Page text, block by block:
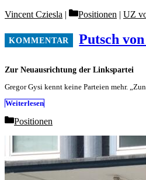
Zur Neuausrichtung der Linkspartei
Putsch
Vincent Cziesla Categories
Positionen | UZ
Gregor Gysi kennt keine Parteien mehr.
Weiterlesen
Categories
Positionen